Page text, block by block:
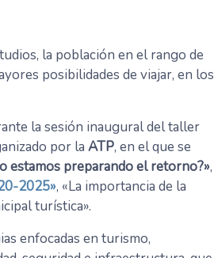
la población en el rango de
posibilidades de viajar, en los
la sesión inaugural del taller
por la ATP, en el que se
estamos preparando el retorno?»,
2025», «La importancia de la
turística».
enfocadas en turismo,